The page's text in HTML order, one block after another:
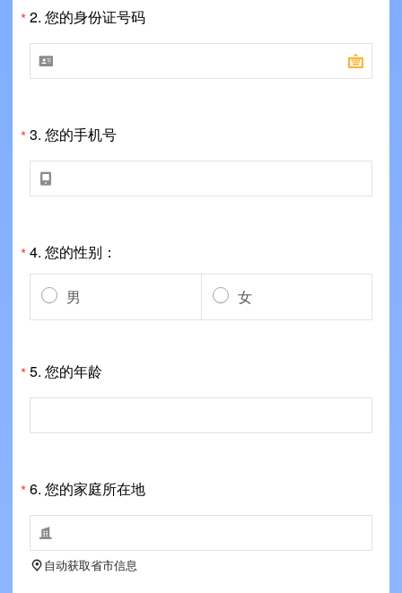
*2. 您的身份证号码
 
*3. 您的手机号

*4. 您的性别：
男 女
*5. 您的年龄
*6. 您的家庭所在地

自动获取省市信息